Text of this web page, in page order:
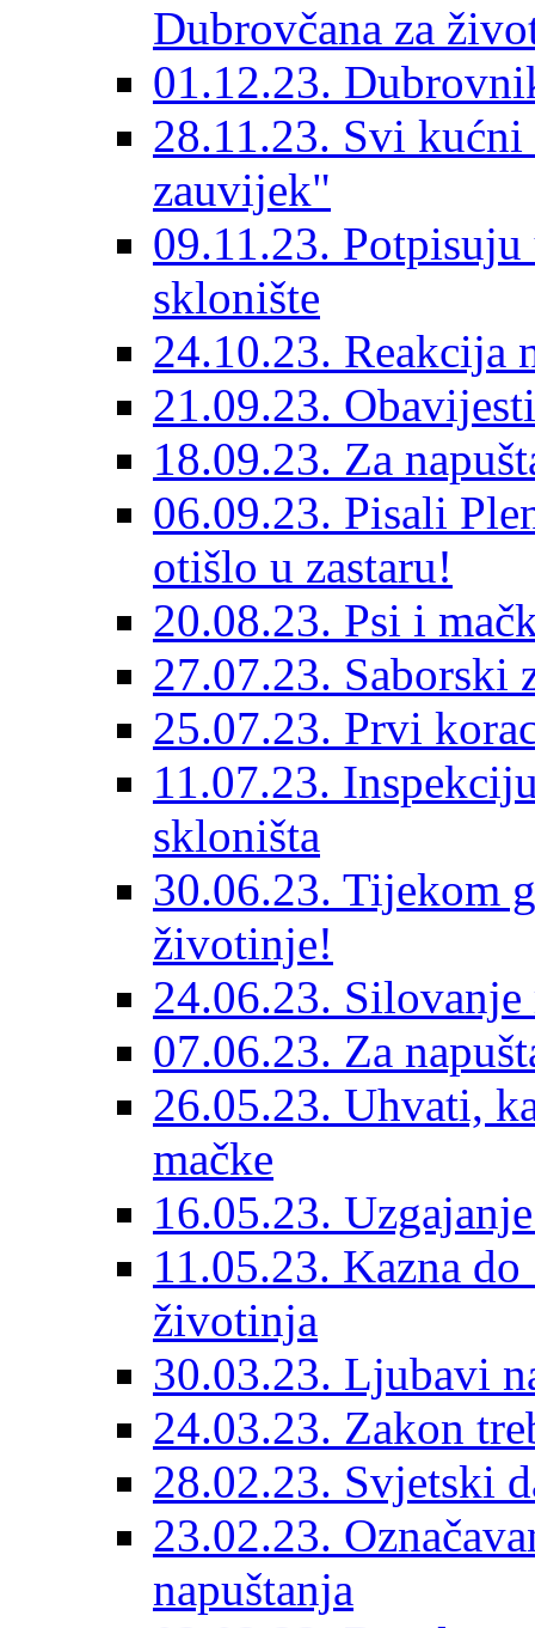
Dubrovčana za
01.12.23.
28.11.23. Svi
zauvijek"
09.11.23. Potpisuju
sklonište
24.10.23. Reakcija
21.09.23.
18.09.23. Za
06.09.23. Pisali
otišlo u zastaru!
20.08.23. Psi i
27.07.23. Saborski
25.07.23. Prvi
11.07.23.
skloništa
30.06.23. Tijekom
životinje!
24.06.23.
07.06.23. Za
26.05.23. Uhvati,
mačke
16.05.23.
11.05.23. Kazna
životinja
30.03.23. Ljubavi
24.03.23. Zakon
28.02.23. Svjetski
23.02.23.
napuštanja